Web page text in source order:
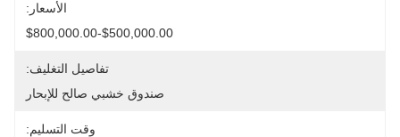
الأسعار:
$500,000.00-$800,000.00
تفاصيل التغليف:
صندوق خشبي صالح للإبحار
وقت التسليم: